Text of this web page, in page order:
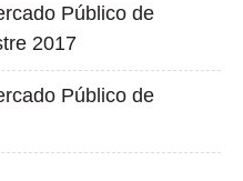
Público de
2017
Público de